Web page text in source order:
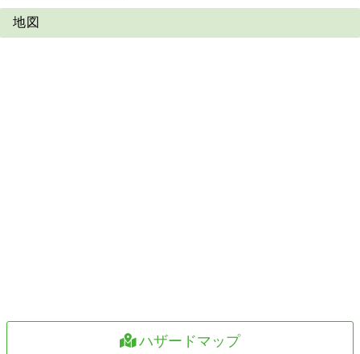
地図
ハザードマップ